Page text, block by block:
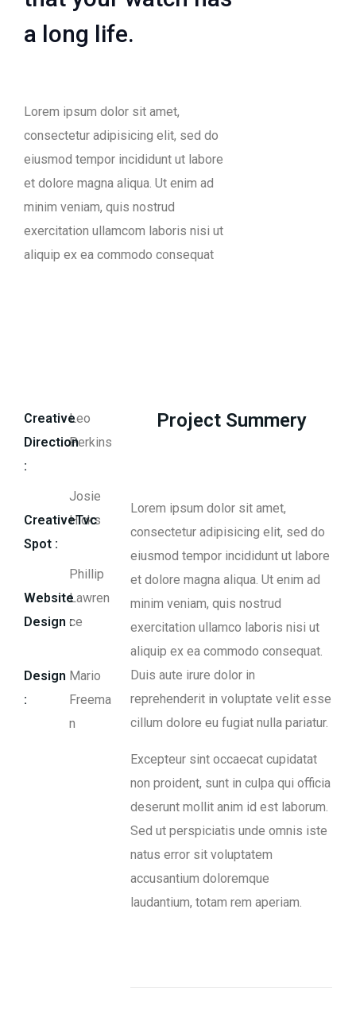
a long life.
Lorem ipsum dolor sit amet,
consectetur adipisicing elit, sed do
eiusmod tempor incididunt ut labore
et dolore magna aliqua. Ut enim ad
minim veniam, quis nostrud
exercitation ullamcom laboris nisi ut
aliquip ex ea commodo consequat
Creative
Direction
:
CreativeTvc
Spot :
Website
Design :
Design
:
Leo
Perkins
Josie
Hicks
Phillip
Lawren
ce
Mario
Freema
n
Project Summery
Lorem ipsum dolor sit amet,
consectetur adipisicing elit, sed do
eiusmod tempor incididunt ut labore
et dolore magna aliqua. Ut enim ad
minim veniam, quis nostrud
exercitation ullamco laboris nisi ut
aliquip ex ea commodo consequat.
Duis aute irure dolor in
reprehenderit in voluptate velit esse
cillum dolore eu fugiat nulla pariatur.
Excepteur sint occaecat cupidatat
non proident, sunt in culpa qui officia
deserunt mollit anim id est laborum.
Sed ut perspiciatis unde omnis iste
natus error sit voluptatem
accusantium doloremque
laudantium, totam rem aperiam.